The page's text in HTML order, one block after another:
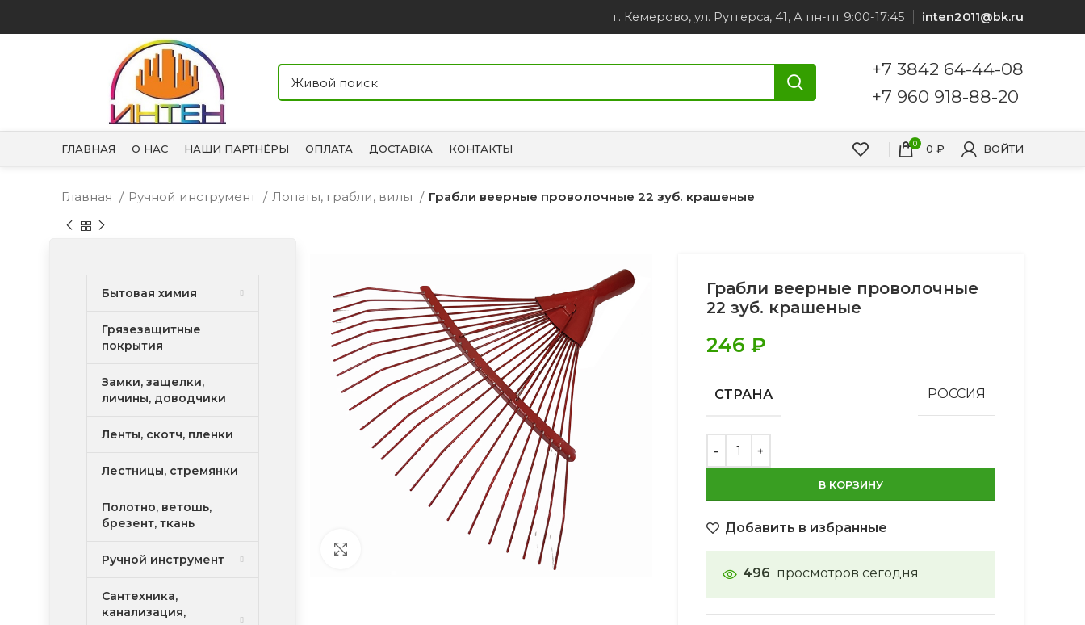
г. Кемерово, ул. Рутгерса, 41, А пн-пт 9:00-17:45 inten2011@bk.ru
+7 3842 64-44-08
+7 960 918-88-20
ГЛАВНАЯ О НАС НАШИ ПАРТНЁРЫ ОПЛАТА ДОСТАВКА КОНТАКТЫ 0 0 ₽ ВОЙТИ
Главная Ручной инструмент Лопаты, грабли, вилы Грабли веерные проволочные 22 зуб. крашеные
Грабли веерные проволочные
22 зуб. крашеные
246 ₽
СТРАНА РОССИЯ
В КОРЗИНУ
Добавить в избранные
496 просмотров сегодня
Бытовая химия
Грязезащитные
покрытия
Замки, защелки,
личины, доводчики
Ленты, скотч, пленки
Лестницы, стремянки
Полотно, ветошь,
брезент, ткань
Ручной инструмент
Сантехника,
канализация,